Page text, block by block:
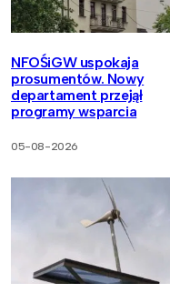
NFOŚiGW uspokaja
prosumentów. Nowy
departament przejął
programy wsparcia
05-08-2026